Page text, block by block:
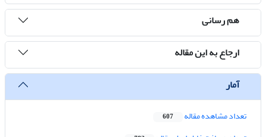
هم رسانی
ارجاع به این مقاله
آمار
تعداد مشاهده مقاله 607